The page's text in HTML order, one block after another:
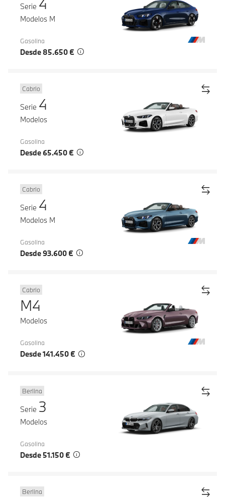
Serie
Modelos M
Gasolina
Desde 85.650 €
Cabrio
Serie 4
Modelos
Gasolina
Desde 65.450 €
Cabrio
Serie 4
Modelos M
Gasolina
Desde 93.600 €
Cabrio
M4
Modelos
Gasolina
Desde 141.450 €
Berlina
Serie 3
Modelos
Gasolina
Desde 51.150 €
Berlina